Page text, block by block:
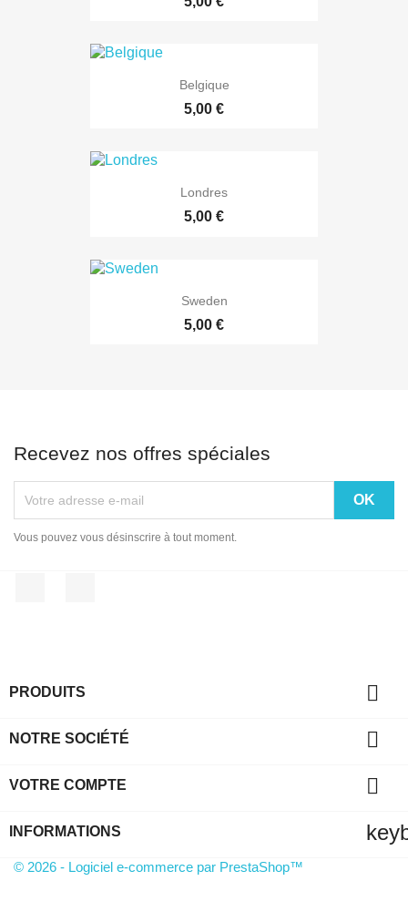
Belgique
5,00 €
Londres
5,00 €
Sweden
5,00 €
Recevez nos offres spéciales
Vous pouvez vous désinscrire à tout moment.
PRODUITS 
NOTRE SOCIÉTÉ 
VOTRE COMPTE 
INFORMATIONS
© 2026 - Logiciel e-commerce par PrestaShop™